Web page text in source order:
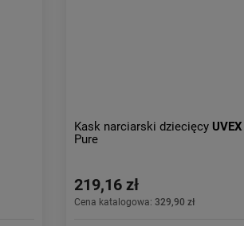
Kask narciarski dziecięcy UVEX
Pure
219,16 zł
Cena katalogowa:329,90 zł